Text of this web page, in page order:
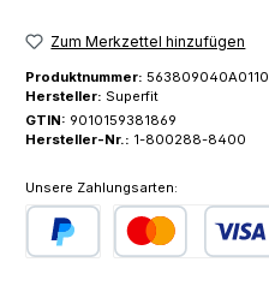
Zum Merkzettel hinzufügen
Produktnummer: 563809040A0110
Hersteller: Superfit
GTIN: 9010159381869
Hersteller-Nr.: 1-800288-8400
Unsere Zahlungsarten: